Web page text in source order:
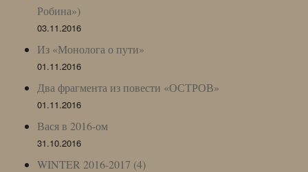
Робина»)
03.11.2016
Из «Монолога о пути»
01.11.2016
Два фрагмента из повести «ОСТРОВ»
01.11.2016
Вася в 2016-ом
31.10.2016
WINTER 2016-2017 (4)